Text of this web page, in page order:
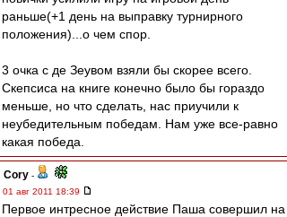
раньше(+1 день на выправку турнирного
положения)...о чем спор.
3 очка с де Зеувом взяли бы скорее всего.
Скепсиса на книге конечно было бы гораздо
меньше, но что сделать, нас приучили к
неубедительным победам. Нам уже все-равно
какая победа.
Cory -
01 авг 2011 18:39
Первое интресное действие Паша совершил на